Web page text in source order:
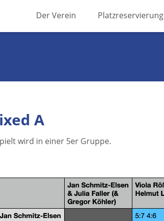
content
Der Verein Platzreservierung
A
wird in einer 5er Gruppe.